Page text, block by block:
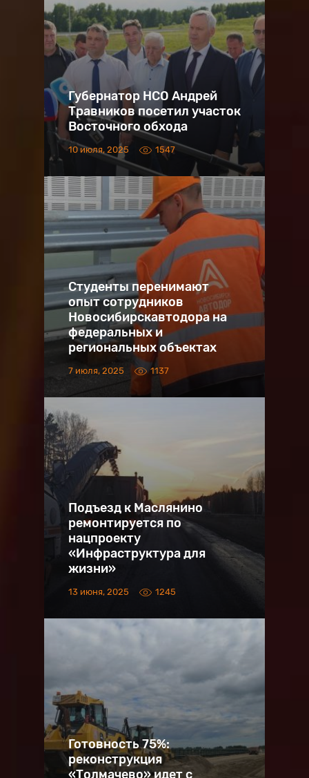
Губернатор НСО Андрей
Травников посетил участок
Восточного обхода
10 июля, 2025 1547
Студенты перенимают
опыт сотрудников
Новосибирскавтодора на
федеральных и
региональных объектах
7 июля, 2025 1137
Подъезд к Маслянино
ремонтируется по
нацпроекту
«Инфраструктура для
жизни»
13 июня, 2025 1245
Готовность 75%:
реконструкция
«Толмачево» идет с